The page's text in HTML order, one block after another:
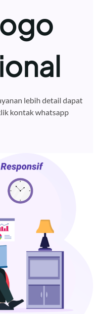
lebih detail dapat
kontak whatsapp